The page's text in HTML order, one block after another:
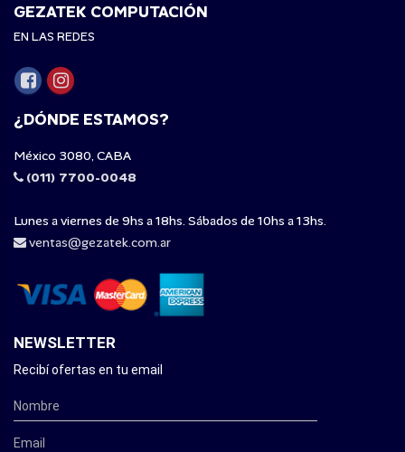
GEZATEK COMPUTACIÓN
EN LAS REDES
¿DÓNDE ESTAMOS?
México 3080, CABA
(011) 7700-0048
Lunes a viernes de 9hs a 18hs. Sábados de 10hs a 13hs.
ventas@gezatek.com.ar
NEWSLETTER
Recibí ofertas en tu email